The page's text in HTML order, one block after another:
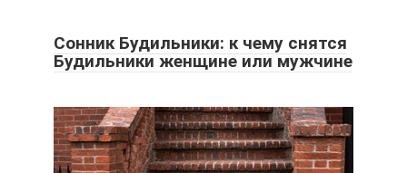
Сонник Будильники: к чему снятся
Будильники женщине или мужчине